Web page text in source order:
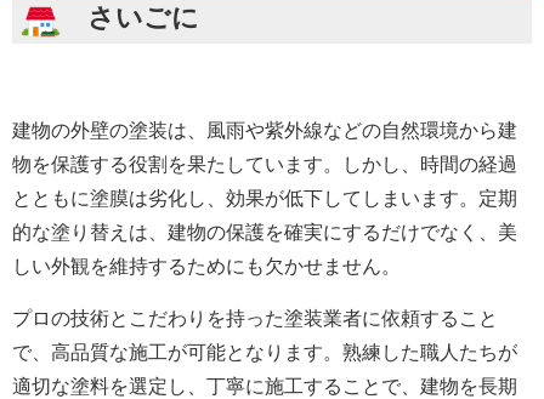
さいごに
建物の外壁の塗装は、風雨や紫外線などの自然環境から建
物を保護する役割を果たしています。しかし、時間の経過
とともに塗膜は劣化し、効果が低下してしまいます。定期
的な塗り替えは、建物の保護を確実にするだけでなく、美
しい外観を維持するためにも欠かせません。
プロの技術とこだわりを持った塗装業者に依頼すること
で、高品質な施工が可能となります。熟練した職人たちが
適切な塗料を選定し、丁寧に施工することで、建物を長期